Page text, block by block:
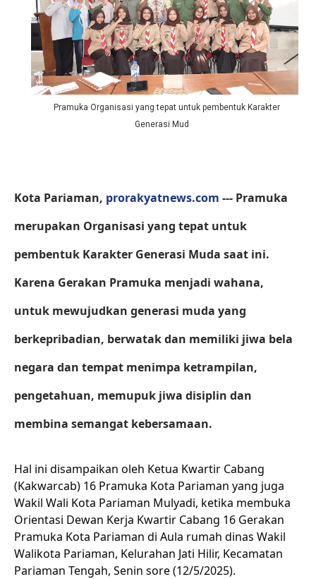
Pramuka Organisasi yang tepat untuk pembentuk Karakter
Generasi Mud
Kota Pariaman, prorakyatnews.com --- Pramuka
merupakan Organisasi yang tepat untuk
pembentuk Karakter Generasi Muda saat ini.
Karena Gerakan Pramuka menjadi wahana,
untuk mewujudkan generasi muda yang
berkepribadian, berwatak dan memiliki jiwa bela
negara dan tempat menimpa ketrampilan,
pengetahuan, memupuk jiwa disiplin dan
membina semangat kebersamaan.
Hal ini disampaikan oleh Ketua Kwartir Cabang
(Kakwarcab) 16 Pramuka Kota Pariaman yang juga
Wakil Wali Kota Pariaman Mulyadi, ketika membuka
Orientasi Dewan Kerja Kwartir Cabang 16 Gerakan
Pramuka Kota Pariaman di Aula rumah dinas Wakil
Walikota Pariaman, Kelurahan Jati Hilir, Kecamatan
Pariaman Tengah, Senin sore (12/5/2025).